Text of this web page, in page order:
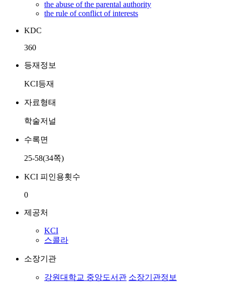
the abuse of the parental authority
the rule of conflict of interests
KDC
360
등재정보
KCI등재
자료형태
학술저널
수록면
25-58(34쪽)
KCI 피인용횟수
0
제공처
KCI
스콜라
소장기관
강원대학교 중앙도서관 소장기관정보